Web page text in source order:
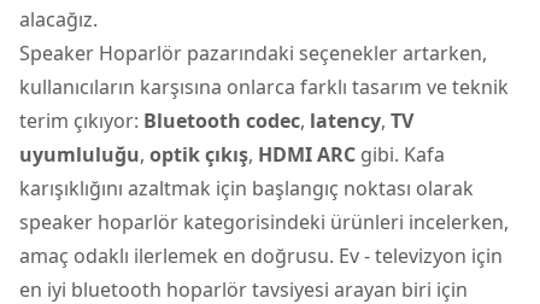
alacağız.
Speaker Hoparlör pazarındaki seçenekler artarken,
kullanıcıların karşısına onlarca farklı tasarım ve teknik
terim çıkıyor: Bluetooth codec, latency, TV
uyumluluğu, optik çıkış, HDMI ARC gibi. Kafa
karışıklığını azaltmak için başlangıç noktası olarak
speaker hoparlör kategorisindeki ürünleri incelerken,
amaç odaklı ilerlemek en doğrusu. Ev - televizyon için
en iyi bluetooth hoparlör tavsiyesi arayan biri için